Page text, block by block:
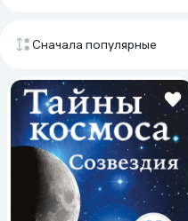
Сначала популярные